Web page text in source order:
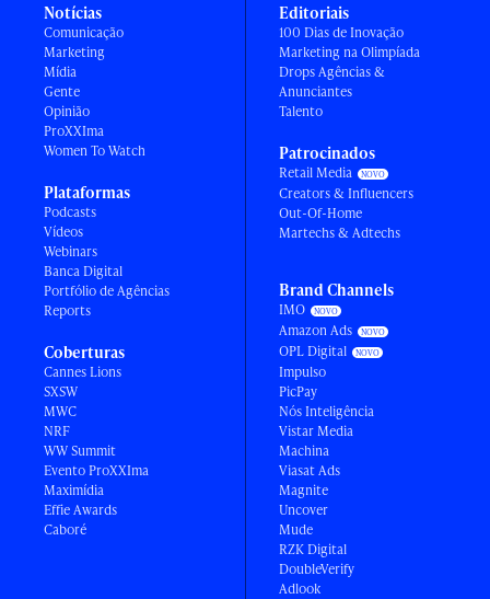
Notícias
Comunicação
Marketing
Mídia
Gente
Opinião
ProXXIma
Women To Watch
Plataformas
Podcasts
Vídeos
Webinars
Banca Digital
Portfólio de Agências
Reports
Coberturas
Cannes Lions
SXSW
MWC
NRF
WW Summit
Evento ProXXIma
Maximídia
Effie Awards
Caboré
Editoriais
100 Dias de Inovação
Marketing na Olimpíada
Drops Agências &
Anunciantes
Talento
Patrocinados
Retail Media
Creators & Influencers
Out-Of-Home
Martechs & Adtechs
Brand Channels
IMO
Amazon Ads
OPL Digital
Impulso
PicPay
Nós Inteligência
Vistar Media
Machina
Viasat Ads
Magnite
Uncover
Mude
RZK Digital
DoubleVerify
Adlook